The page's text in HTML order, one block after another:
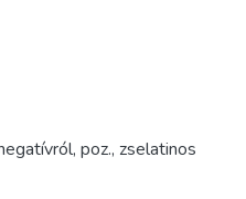
poz., zselatinos